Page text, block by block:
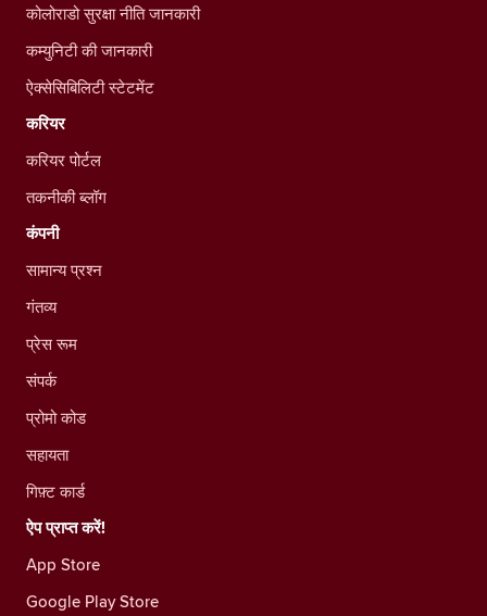
कोलोराडो सुरक्षा नीति जानकारी
कम्युनिटी की जानकारी
ऐक्सेसिबिलिटी स्टेटमेंट
करियर
करियर पोर्टल
तकनीकी ब्लॉग
कंपनी
सामान्य प्रश्न
गंतव्य
प्रेस रूम
संपर्क
प्रोमो कोड
सहायता
गिफ़्ट कार्ड
ऐप प्राप्त करें!
App Store
Google Play Store